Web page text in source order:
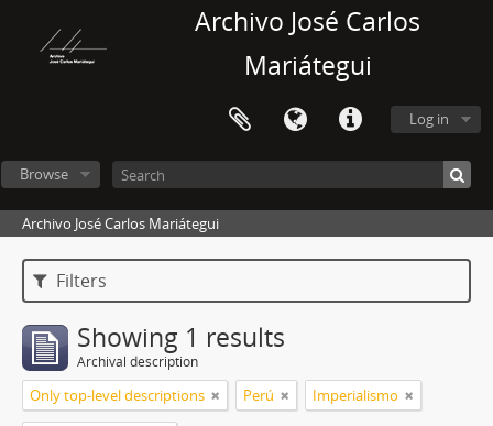
Archivo José Carlos
Mariátegui
Log in
Browse
Archivo José Carlos Mariátegui
Filters
Showing 1 results
Archival description
Only top-level descriptions Perú Imperialismo